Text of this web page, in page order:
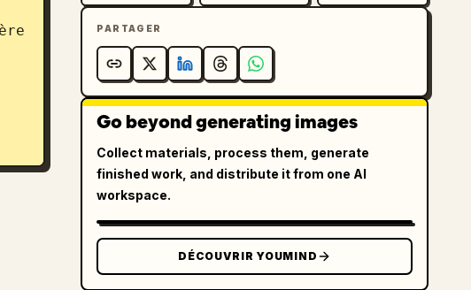
PARTAGER
Go beyond generating images
Collect materials, process them, generate
finished work, and distribute it from one AI
workspace.
DÉCOUVRIR YOUMIND